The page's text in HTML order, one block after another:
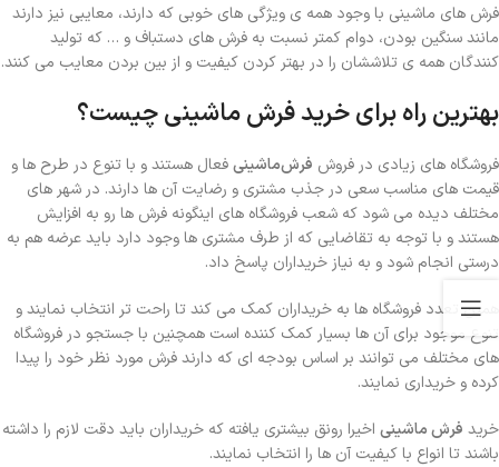
فرش های ماشینی با وجود همه ی ویژگی های خوبی که دارند، معایبی نیز دارند
مانند سنگین بودن، دوام کمتر نسبت به فرش های دستباف و … که تولید
کنندگان همه ی تلاششان را در بهتر کردن کیفیت و از بین بردن معایب می کنند.
بهترین راه برای خرید فرش ماشینی چیست؟
فروشگاه های زیادی در فروش فرش‌ماشینیفعال هستند و با تنوع در طرح ها و
قیمت های مناسب سعی در جذب مشتری و رضایت آن ها دارند. در شهر های
مختلف دیده می شود که شعب فروشگاه های اینگونه فرش ها رو به افزایش
هستند و با توجه به تقاضایی که از طرف مشتری ها وجود دارد باید عرضه هم به
درستی انجام شود و به نیاز خریداران پاسخ داد.
همین تعدد فروشگاه ها به خریداران کمک می کند تا راحت تر انتخاب نمایند و
تنوع موجود برای آن ها بسیار کمک کننده است همچنین با جستجو در فروشگاه
های مختلف می توانند بر اساس بودجه ای که دارند فرش مورد نظر خود را پیدا
کرده و خریداری نمایند.
خرید فرش ماشینی اخیرا رونق بیشتری یافته که خریداران باید دقت لازم را داشته
باشند تا انواع با کیفیت آن ها را انتخاب نمایند.